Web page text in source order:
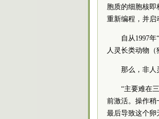
胞质的细胞核
重新编程，并启
自从1997
人灵长类动物（
那么，非人
“主要难在
前激活。操作稍
最后导致这个卵